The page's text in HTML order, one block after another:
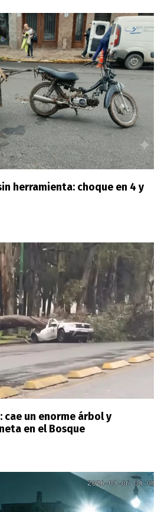
herramienta: choque en 4 y
cae un enorme árbol y
en el Bosque